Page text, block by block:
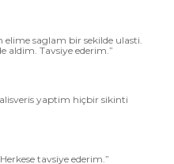
saglam bir sekilde ulasti.
aldim. Tavsiye ederim.”
yaptim hiçbir sikinti
tavsiye ederim.”